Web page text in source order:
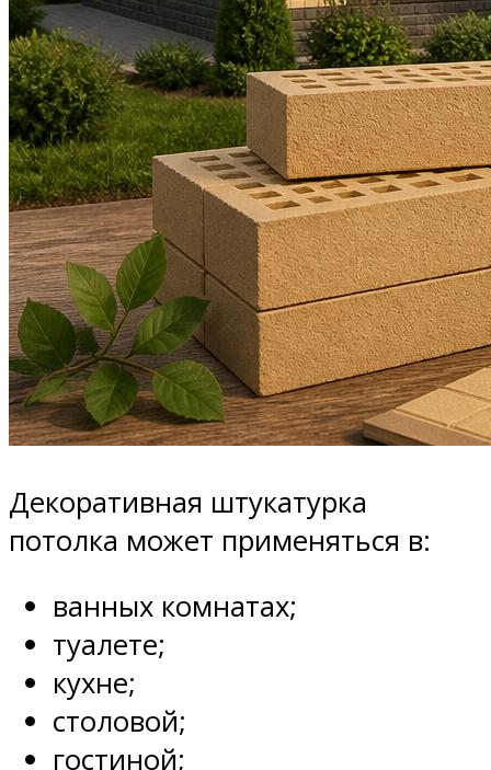
Декоративная штукатурка
потолка может применяться в:
ванных комнатах;
туалете;
кухне;
столовой;
гостиной;